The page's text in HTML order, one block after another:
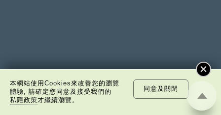
本網站使用Cookies來改善您的瀏覽
體驗, 請確定您同意及接受我們的
私隱政策才繼續瀏覽。
同意及關閉